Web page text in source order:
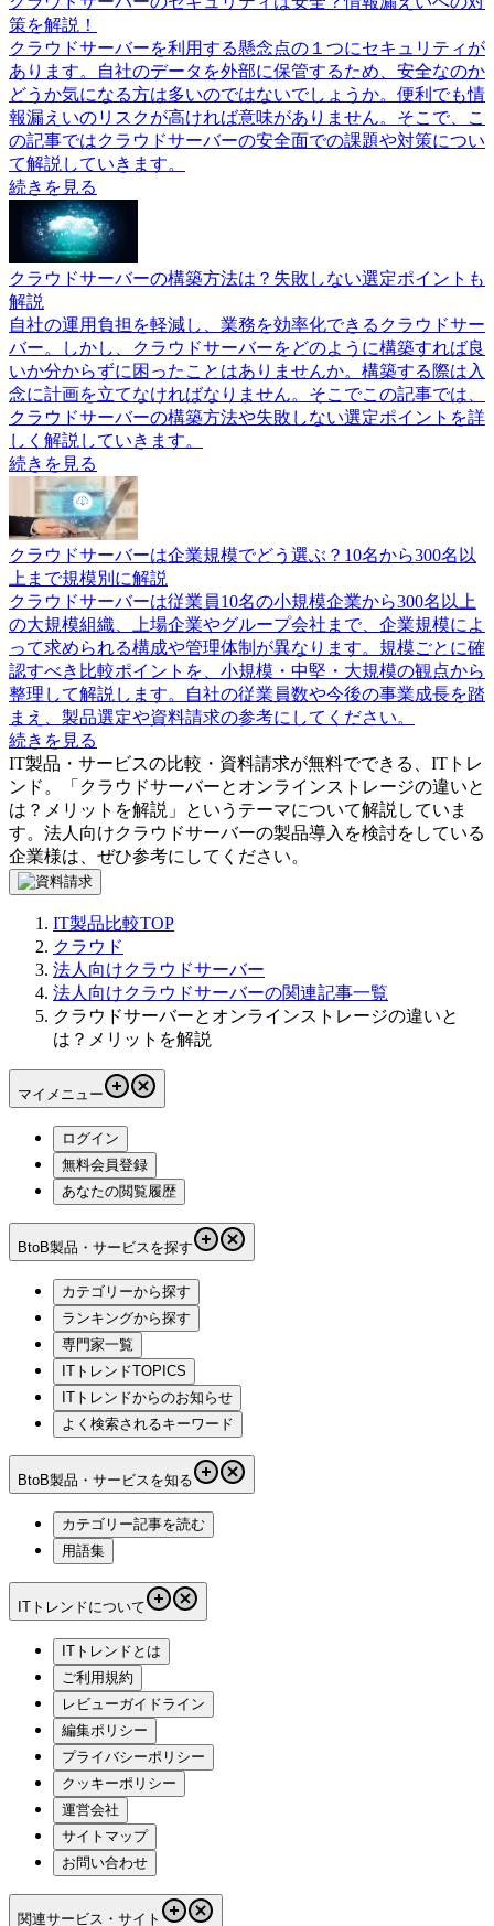
策を解説！
クラウドサーバーを利用する懸念点の１つにセキュリティが
あります。自社のデータを外部に保管するため、安全なのか
どうか気になる方は多いのではないでしょうか。便利でも情
報漏えいのリスクが高ければ意味がありません。そこで、こ
の記事ではクラウドサーバーの安全面での課題や対策につい
て解説していきます。
続きを見る
クラウドサーバーの構築方法は？失敗しない選定ポイントも
解説
自社の運用負担を軽減し、業務を効率化できるクラウドサー
バー。しかし、クラウドサーバーをどのように構築すれば良
いか分からずに困ったことはありませんか。構築する際は入
念に計画を立てなければなりません。そこでこの記事では、
クラウドサーバーの構築方法や失敗しない選定ポイントを詳
しく解説していきます。
続きを見る
クラウドサーバーは企業規模でどう選ぶ？10名から300名以
上まで規模別に解説
クラウドサーバーは従業員10名の小規模企業から300名以上
の大規模組織、上場企業やグループ会社まで、企業規模によ
って求められる構成や管理体制が異なります。規模ごとに確
認すべき比較ポイントを、小規模・中堅・大規模の観点から
整理して解説します。自社の従業員数や今後の事業成長を踏
まえ、製品選定や資料請求の参考にしてください。
続きを見る
IT製品・サービスの比較・資料請求が無料でできる、ITトレ
ンド。「 クラウドサーバーとオンラインストレージの違いと
は？メリットを解説 」というテーマについて解説していま
す。 法人向けクラウドサーバーの製品導入を検討をしている
企業様は、ぜひ参考にしてください。
IT製品比較TOP
クラウド
法人向けクラウドサーバー
法人向けクラウドサーバーの関連記事一覧
クラウドサーバーとオンラインストレージの違いと
は？メリットを解説
マイメニュー
ログイン
無料会員登録
あなたの閲覧履歴
BtoB製品・サービスを探す
カテゴリーから探す
ランキングから探す
専門家一覧
ITトレンドTOPICS
ITトレンドからのお知らせ
よく検索されるキーワード
BtoB製品・サービスを知る
カテゴリー記事を読む
用語集
ITトレンドについて
ITトレンドとは
ご利用規約
レビューガイドライン
編集ポリシー
プライバシーポリシー
クッキーポリシー
運営会社
サイトマップ
お問い合わせ
関連サービス・サイト